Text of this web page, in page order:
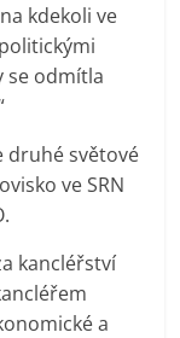
kdekoli ve
se odmítla
druhé světové
ve SRN
kancléřství
a